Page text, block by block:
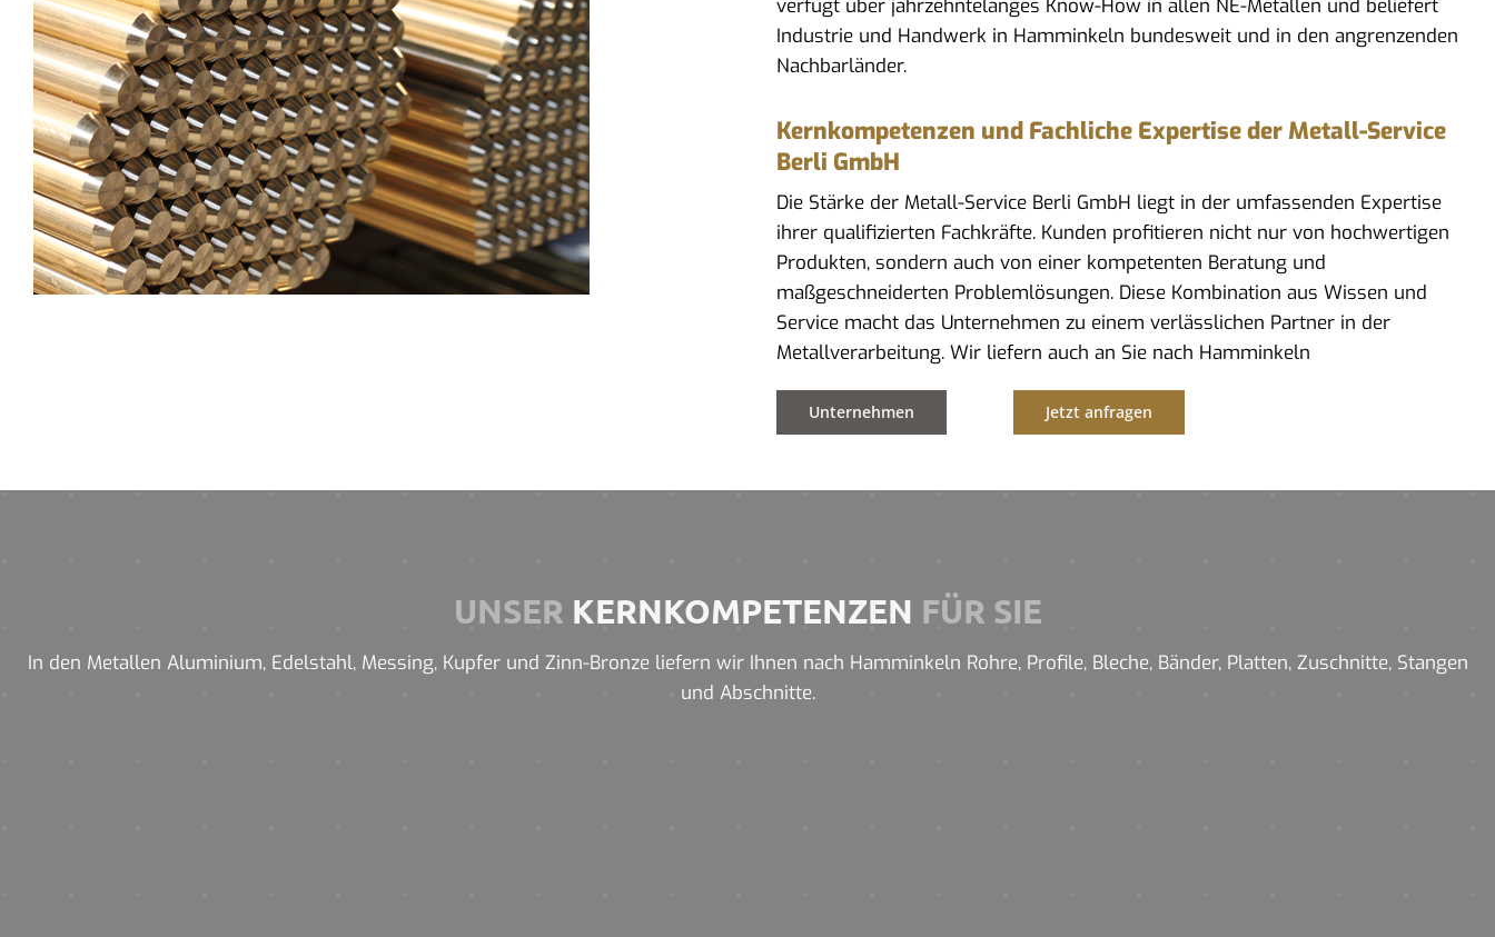
verfügt über jahrzehntelanges Know-How in allen NE-Metallen und beliefert
Industrie und Handwerk in Hamminkeln bundesweit und in den angrenzenden
Nachbarländer.
Kernkompetenzen und Fachliche Expertise der Metall-Service
Berli GmbH
Die Stärke der Metall-Service Berli GmbH liegt in der umfassenden Expertise
ihrer qualifizierten Fachkräfte. Kunden profitieren nicht nur von hochwertigen
Produkten, sondern auch von einer kompetenten Beratung und
maßgeschneiderten Problemlösungen. Diese Kombination aus Wissen und
Service macht das Unternehmen zu einem verlässlichen Partner in der
Metallverarbeitung. Wir liefern auch an Sie nach Hamminkeln
Unternehmen Jetzt anfragen
UNSER KERNKOMPETENZEN FÜR SIE
In den Metallen Aluminium, Edelstahl, Messing, Kupfer und Zinn-Bronze liefern wir Ihnen nach Hamminkeln Rohre, Profile, Bleche, Bänder, Platten, Zuschnitte, Stangen
und Abschnitte.